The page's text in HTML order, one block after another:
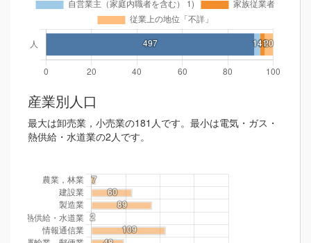
産業別人口
最大は卸売業，小売業の181人です。最小は電気・ガス・
熱供給・水道業の2人です。